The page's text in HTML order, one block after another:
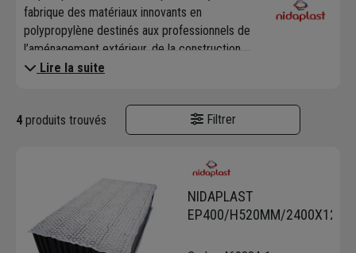
fabrique des matériaux innovants en
polypropylène destinés aux professionnels de
l’aménagement extérieur, de la construction
et de la gestion des eaux pluviales.
France, s’est imposée comme une référence
internationale grâce à son expertise dans les
solutions esthétiques et techniques adaptées
aux espaces publics, aux projets paysagers
et aux infrastructures nécessitant
performance et durabilité.
Les dalles gravier de la marque sont
particulièrement appréciées pour stabiliser
Lire la suite
4 produits trouvés Filtrer
NIDAPLAST
EP400/H520MM/